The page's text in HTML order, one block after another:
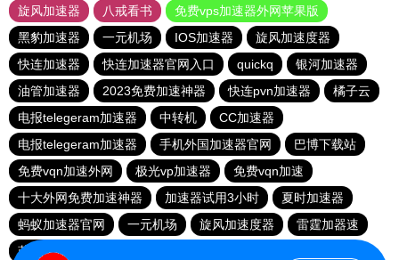
旋风加速器
八戒看书
免费vps加速器外网苹果版
黑豹加速器
一元机场 IOS加速器
旋风加速度器
快连加速器
快连加速器官网入口 quickq
银河加速器
油管加速器
2023免费加速神器 快连pvn加速器
橘子云
电报telegeram加速器
中转机
CC加速器
电报telegeram加速器
手机外国加速器官网
巴博下载站
免费vqn加速外网
极光vp加速器
免费vqn加速
十大外网免费加速神器
加速器试用3小时
夏时加速器
蚂蚁加速器官网
一元机场 旋风加速度器
雷霆加器速
蓝鲸加速器